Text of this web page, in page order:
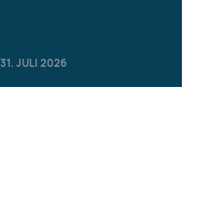
31. JULI 2026